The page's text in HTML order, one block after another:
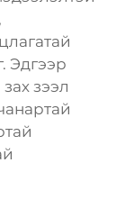
Эдгээр
зээл